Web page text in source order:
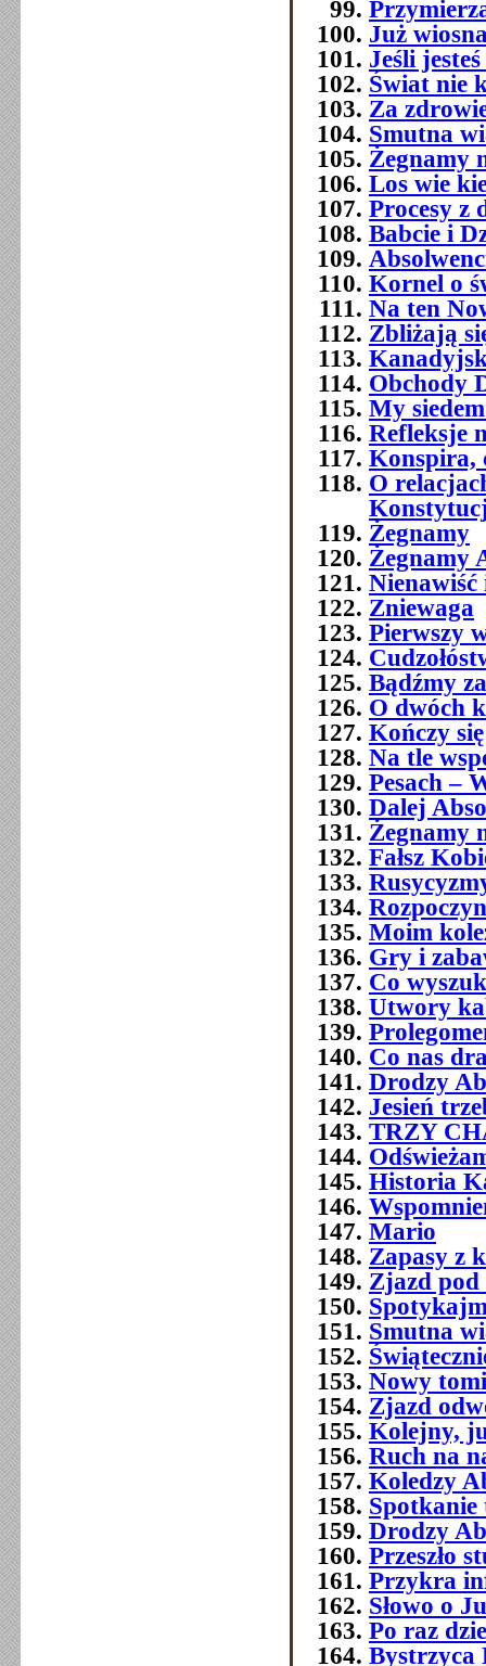
Już
Jeśli
Świat nie
Za
Smutna
Żegnamy
Los wie
Procesy z
Babcie i
Kornel o
Na ten
Zbliżają
Obchody
My
Refleksje
Konspira,
O
Żegnamy
Żegnamy
Nienawiść
Zniewaga
Pierwszy
Bądźmy
O dwóch
Kończy
Na tle
Pesach –
Dalej
Żegnamy
Fałsz
Moim
Gry i
Co
Utwory
Co nas
Drodzy
Jesień
TRZY
Historia
Mario
Zapasy z
Zjazd
Smutna
Nowy
Zjazd
Kolejny,
Ruch na
Koledzy
Spotkanie
Drodzy
Przeszło
Przykra
Słowo o
Po raz
Bystrzyca